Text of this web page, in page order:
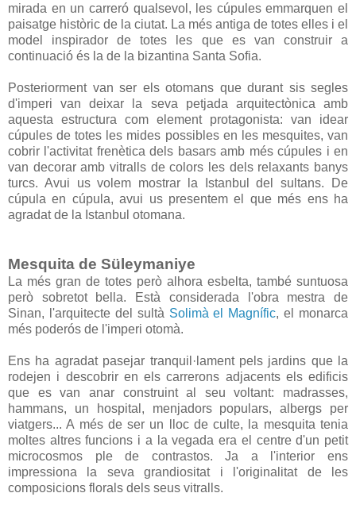
mirada en un carreró qualsevol, les cúpules emmarquen el
paisatge històric de la ciutat. La més antiga de totes elles i el
model inspirador de totes les que es van construir a
continuació és la de la bizantina Santa Sofia.
Posteriorment van ser els otomans que durant sis segles
d'imperi van deixar la seva petjada arquitectònica amb
aquesta estructura com element protagonista: van idear
cúpules de totes les mides possibles en les mesquites, van
cobrir l'activitat frenètica dels basars amb més cúpules i en
van decorar amb vitralls de colors les dels relaxants banys
turcs. Avui us volem mostrar la Istanbul del sultans. De
cúpula en cúpula, avui us presentem el que més ens ha
agradat de la Istanbul otomana.
Mesquita de Süleymaniye
La més gran de totes però alhora esbelta, també suntuosa
però sobretot bella. Està considerada l'obra mestra de
Sinan, l'arquitecte del sultà Solimà el Magnífic, el monarca
més poderós de l'imperi otomà.
Ens ha agradat pasejar tranquil·lament pels jardins que la
rodejen i descobrir en els carrerons adjacents els edificis
que es van anar construint al seu voltant: madrasses,
hammans, un hospital, menjadors populars, albergs per
viatgers... A més de ser un lloc de culte, la mesquita tenia
moltes altres funcions i a la vegada era el centre d'un petit
microcosmos ple de contrastos. Ja a l'interior ens
impressiona la seva grandiositat i l'originalitat de les
composicions florals dels seus vitralls.